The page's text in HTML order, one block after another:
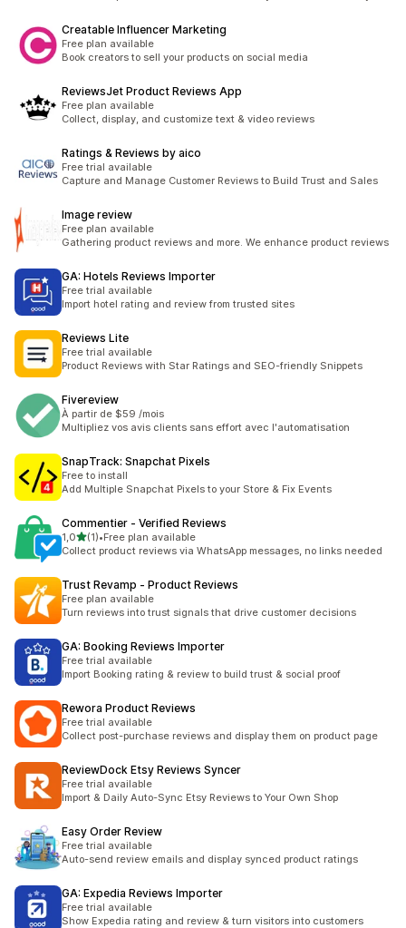
Creatable Influencer Marketing
Free plan available
Book creators to sell your products on social media
ReviewsJet Product Reviews App
Free plan available
Collect, display, and customize text & video reviews
Ratings & Reviews by aico
Free trial available
Capture and Manage Customer Reviews to Build Trust and Sales
Image review
Free plan available
Gathering product reviews and more. We enhance product reviews
GA: Hotels Reviews Importer
Free trial available
Import hotel rating and review from trusted sites
Reviews Lite
Free trial available
Product Reviews with Star Ratings and SEO-friendly Snippets
Fivereview
À partir de $59 /mois
Multipliez vos avis clients sans effort avec l'automatisation
SnapTrack: Snapchat Pixels
Free to install
Add Multiple Snapchat Pixels to your Store & Fix Events
Commentier ‑ Verified Reviews
1,0/ 5 tähteä
(1)
1 arvostelua yhteensä
•Free plan available
Collect product reviews via WhatsApp messages, no links needed
Trust Revamp ‑ Product Reviews
Free plan available
Turn reviews into trust signals that drive customer decisions
GA: Booking Reviews Importer
Free trial available
Import Booking rating & review to build trust & social proof
Rewora Product Reviews
Free trial available
Collect post-purchase reviews and display them on product page
ReviewDock Etsy Reviews Syncer
Free trial available
Import & Daily Auto-Sync Etsy Reviews to Your Own Shop
Easy Order Review
Free trial available
Auto-send review emails and display synced product ratings
GA: Expedia Reviews Importer
Free trial available
Show Expedia rating and review & turn visitors into customers